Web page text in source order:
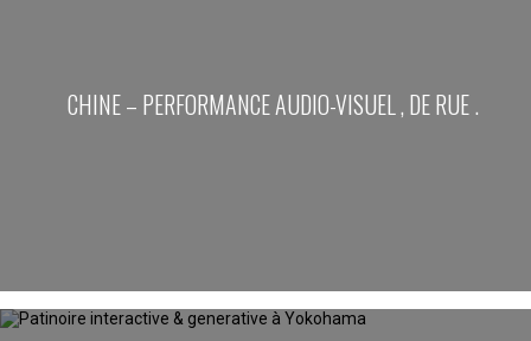
CHINE – PERFORMANCE AUDIO-VISUEL , DE RUE .